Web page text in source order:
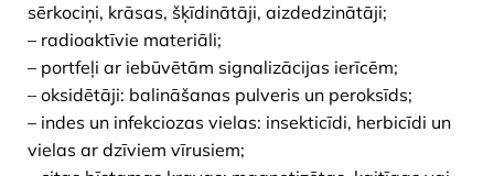
sērkociņi, krāsas, šķīdinātāji, aizdedzinātāji;
– radioaktīvie materiāli;
– portfeļi ar iebūvētām signalizācijas ierīcēm;
– oksidētāji: balināšanas pulveris un peroksīds;
– indes un infekciozas vielas: insekticīdi, herbicīdi un
vielas ar dzīviem vīrusiem;